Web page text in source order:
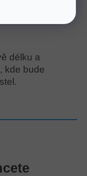
délku a
kde bude